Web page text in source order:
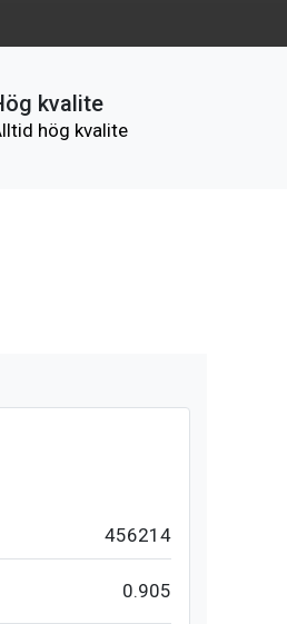
kvalite
hög kvalite
456214
0.905